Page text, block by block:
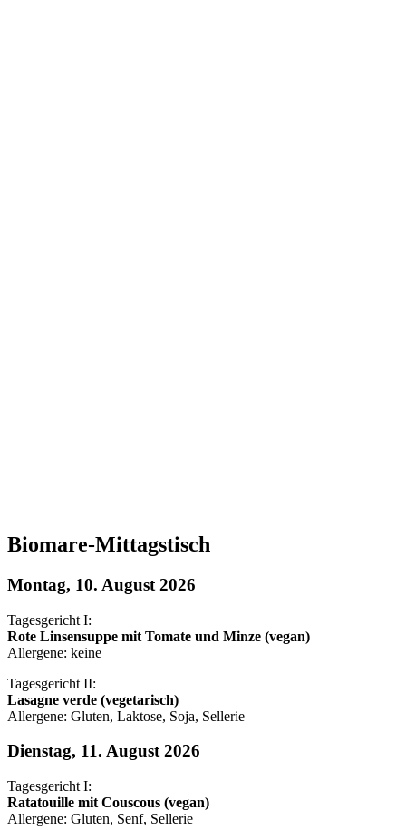
Biomare-Mittagstisch
Montag, 10. August 2026
Tagesgericht I:
Rote Linsensuppe mit Tomate und Minze (vegan)
Allergene: keine
Tagesgericht II:
Lasagne verde (vegetarisch)
Allergene: Gluten, Laktose, Soja, Sellerie
Dienstag, 11. August 2026
Tagesgericht I:
Ratatouille mit Couscous (vegan)
Allergene: Gluten, Senf, Sellerie